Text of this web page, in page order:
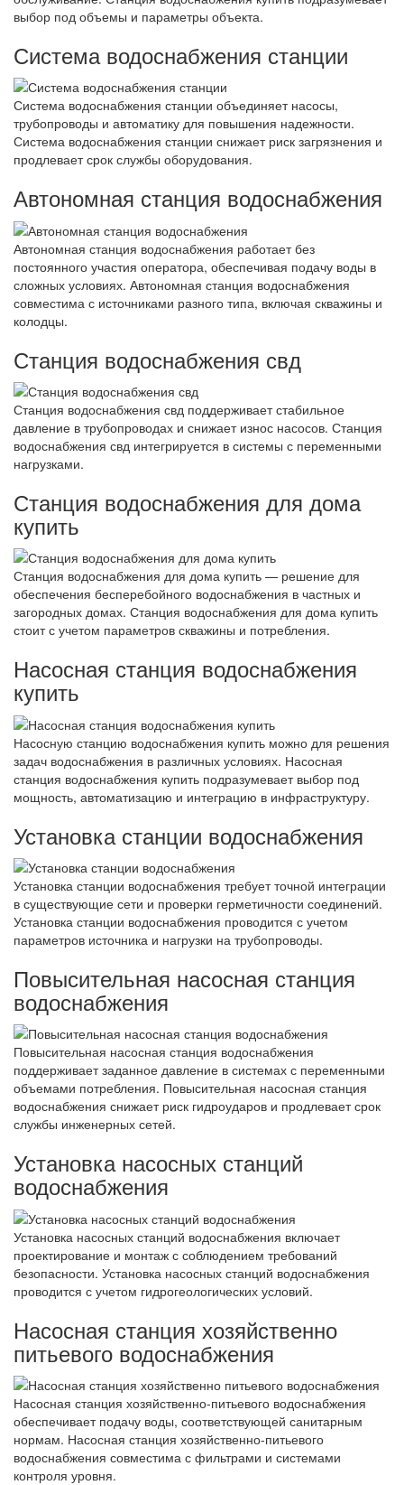
выбор под объемы и параметры объекта.
Система водоснабжения станции
Система водоснабжения станции объединяет насосы,
трубопроводы и автоматику для повышения надежности.
Система водоснабжения станции снижает риск загрязнения и
продлевает срок службы оборудования.
Автономная станция водоснабжения
Автономная станция водоснабжения работает без
постоянного участия оператора, обеспечивая подачу воды в
сложных условиях. Автономная станция водоснабжения
совместима с источниками разного типа, включая скважины и
колодцы.
Станция водоснабжения свд
Станция водоснабжения свд поддерживает стабильное
давление в трубопроводах и снижает износ насосов. Станция
водоснабжения свд интегрируется в системы с переменными
нагрузками.
Станция водоснабжения для дома
купить
Станция водоснабжения для дома купить — решение для
обеспечения бесперебойного водоснабжения в частных и
загородных домах. Станция водоснабжения для дома купить
стоит с учетом параметров скважины и потребления.
Насосная станция водоснабжения
купить
Насосную станцию водоснабжения купить можно для решения
задач водоснабжения в различных условиях. Насосная
станция водоснабжения купить подразумевает выбор под
мощность, автоматизацию и интеграцию в инфраструктуру.
Установка станции водоснабжения
Установка станции водоснабжения требует точной интеграции
в существующие сети и проверки герметичности соединений.
Установка станции водоснабжения проводится с учетом
параметров источника и нагрузки на трубопроводы.
Повысительная насосная станция
водоснабжения
Повысительная насосная станция водоснабжения
поддерживает заданное давление в системах с переменными
объемами потребления. Повысительная насосная станция
водоснабжения снижает риск гидроударов и продлевает срок
службы инженерных сетей.
Установка насосных станций
водоснабжения
Установка насосных станций водоснабжения включает
проектирование и монтаж с соблюдением требований
безопасности. Установка насосных станций водоснабжения
проводится с учетом гидрогеологических условий.
Насосная станция хозяйственно
питьевого водоснабжения
Насосная станция хозяйственно-питьевого водоснабжения
обеспечивает подачу воды, соответствующей санитарным
нормам. Насосная станция хозяйственно-питьевого
водоснабжения совместима с фильтрами и системами
контроля уровня.